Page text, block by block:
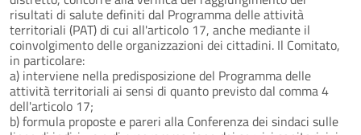
risultati di salute definiti dal Programma delle attività
territoriali (PAT) di cui all'articolo 17, anche mediante il
coinvolgimento delle organizzazioni dei cittadini. Il Comitato,
in particolare:
a) interviene nella predisposizione del Programma delle
attività territoriali ai sensi di quanto previsto dal comma 4
dell'articolo 17;
b) formula proposte e pareri alla Conferenza dei sindaci sulle